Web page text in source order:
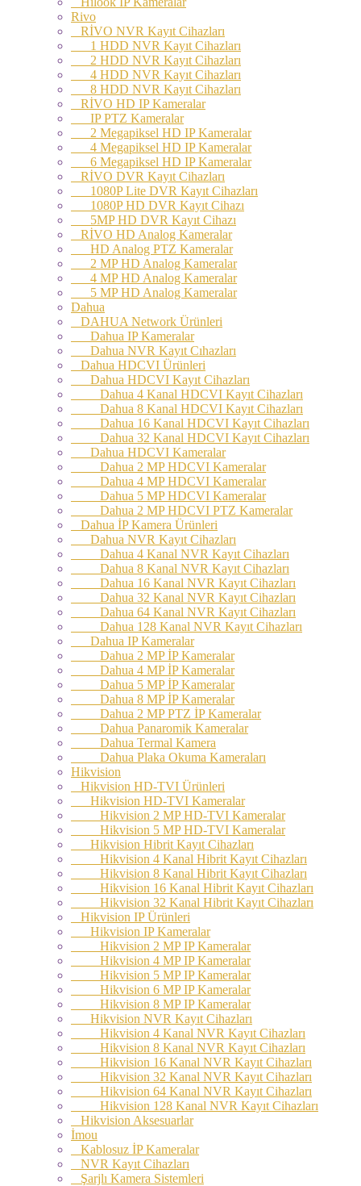
Rivo
RİVO NVR Kayıt Cihazları
1 HDD NVR Kayıt Cihazları
2 HDD NVR Kayıt Cihazları
4 HDD NVR Kayıt Cihazları
8 HDD NVR Kayıt Cihazları
RİVO HD IP Kameralar
IP PTZ Kameralar
2 Megapiksel HD IP Kameralar
4 Megapiksel HD IP Kameralar
6 Megapiksel HD IP Kameralar
RİVO DVR Kayıt Cihazları
1080P Lite DVR Kayıt Cihazları
1080P HD DVR Kayıt Cihazı
5MP HD DVR Kayıt Cihazı
RİVO HD Analog Kameralar
HD Analog PTZ Kameralar
2 MP HD Analog Kameralar
4 MP HD Analog Kameralar
5 MP HD Analog Kameralar
Dahua
DAHUA Network Ürünleri
Dahua IP Kameralar
Dahua NVR Kayıt Cıhazları
Dahua HDCVI Ürünleri
Dahua HDCVI Kayıt Cihazları
Dahua 4 Kanal HDCVI Kayıt Cihazları
Dahua 8 Kanal HDCVI Kayıt Cihazları
Dahua 16 Kanal HDCVI Kayıt Cihazları
Dahua 32 Kanal HDCVI Kayıt Cihazları
Dahua HDCVI Kameralar
Dahua 2 MP HDCVI Kameralar
Dahua 4 MP HDCVI Kameralar
Dahua 5 MP HDCVI Kameralar
Dahua 2 MP HDCVI PTZ Kameralar
Dahua İP Kamera Ürünleri
Dahua NVR Kayıt Cihazları
Dahua 4 Kanal NVR Kayıt Cihazları
Dahua 8 Kanal NVR Kayıt Cihazları
Dahua 16 Kanal NVR Kayıt Cihazları
Dahua 32 Kanal NVR Kayıt Cihazları
Dahua 64 Kanal NVR Kayıt Cihazları
Dahua 128 Kanal NVR Kayıt Cihazları
Dahua IP Kameralar
Dahua 2 MP İP Kameralar
Dahua 4 MP İP Kameralar
Dahua 5 MP İP Kameralar
Dahua 8 MP İP Kameralar
Dahua 2 MP PTZ İP Kameralar
Dahua Panaromik Kameralar
Dahua Termal Kamera
Dahua Plaka Okuma Kameraları
Hikvision
Hikvision HD-TVI Ürünleri
Hikvision HD-TVI Kameralar
Hikvision 2 MP HD-TVI Kameralar
Hikvision 5 MP HD-TVI Kameralar
Hikvision Hibrit Kayıt Cihazları
Hikvision 4 Kanal Hibrit Kayıt Cihazları
Hikvision 8 Kanal Hibrit Kayıt Cihazları
Hikvision 16 Kanal Hibrit Kayıt Cihazları
Hikvision 32 Kanal Hibrit Kayıt Cihazları
Hikvision IP Ürünleri
Hikvision IP Kameralar
Hikvision 2 MP IP Kameralar
Hikvision 4 MP IP Kameralar
Hikvision 5 MP IP Kameralar
Hikvision 6 MP IP Kameralar
Hikvision 8 MP IP Kameralar
Hikvision NVR Kayıt Cihazları
Hikvision 4 Kanal NVR Kayıt Cihazları
Hikvision 8 Kanal NVR Kayıt Cihazları
Hikvision 16 Kanal NVR Kayıt Cihazları
Hikvision 32 Kanal NVR Kayıt Cihazları
Hikvision 64 Kanal NVR Kayıt Cihazları
Hikvision 128 Kanal NVR Kayıt Cihazları
Hikvision Aksesuarlar
İmou
Kablosuz İP Kameralar
NVR Kayıt Cihazları
Şarjlı Kamera Sistemleri